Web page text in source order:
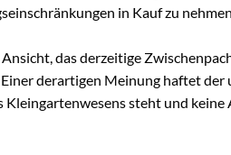
in Kauf zu nehmen.
das derzeitige
derartigen Meinung haftet der
steht und